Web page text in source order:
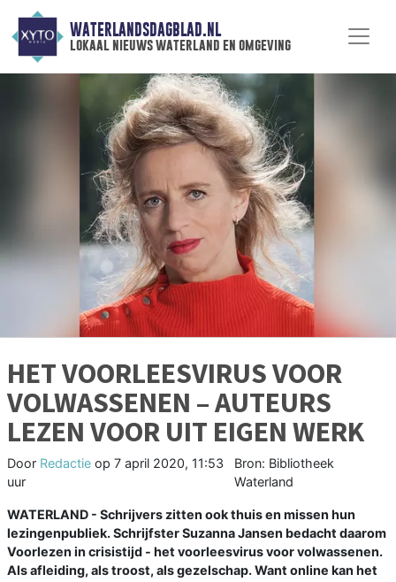
WATERLANDSDAGBLAD.NL
lokaal nieuws waterland en omgeving
HET VOORLEESVIRUS VOOR
VOLWASSENEN – AUTEURS
LEZEN VOOR UIT EIGEN WERK
Door Redactie op 7 april 2020, 11:53
uur
Bron: Bibliotheek
Waterland
WATERLAND - Schrijvers zitten ook thuis en missen hun
lezingenpubliek. Schrijfster Suzanna Jansen bedacht daarom
Voorlezen in crisistijd - het voorleesvirus voor volwassenen.
Als afleiding, als troost, als gezelschap. Want online kan het